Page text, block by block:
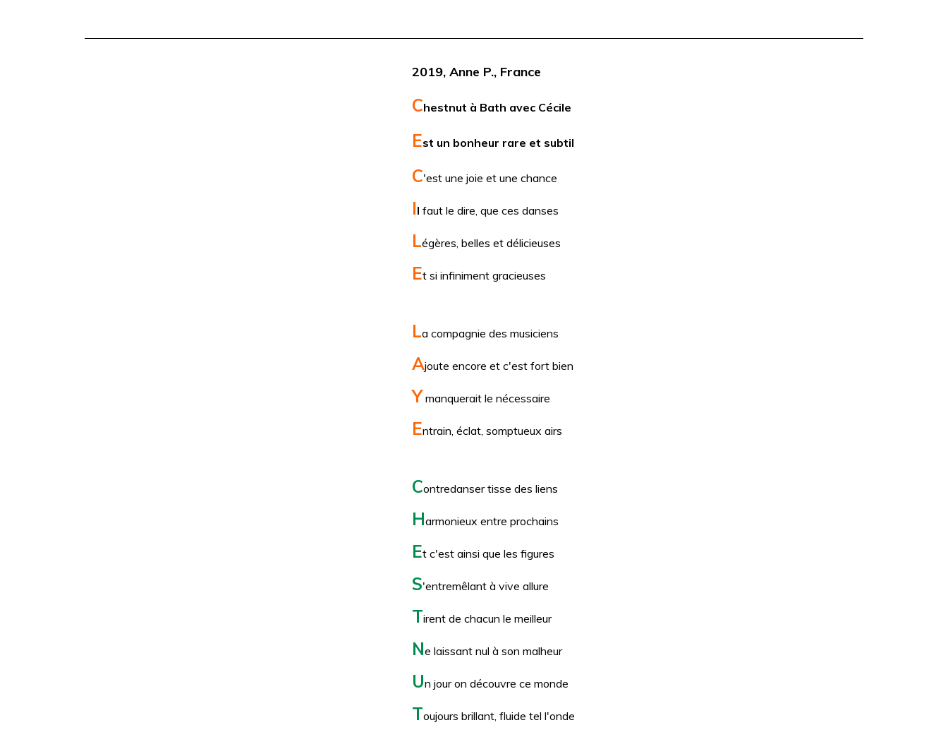
2019, Anne P., France
Chestnut à Bath avec Cécile
Est un bonheur rare et subtil
C'est une joie et une chance
Il faut le dire, que ces danses
Légères, belles et délicieuses
Et si infiniment gracieuses
La compagnie des musiciens
Ajoute encore et c'est fort bien
Y manquerait le nécessaire
Entrain, éclat, somptueux airs
Contredanser tisse des liens
Harmonieux entre prochains
Et c'est ainsi que les figures
S'entremêlant à vive allure
Tirent de chacun le meilleur
Ne laissant nul à son malheur
Un jour on découvre ce monde
Toujours brillant, fluide tel l'onde